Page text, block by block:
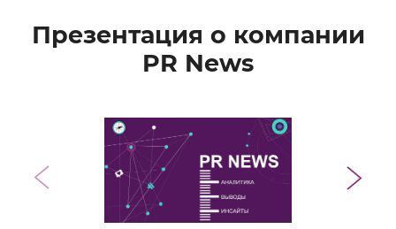
Презентация о компании
PR News